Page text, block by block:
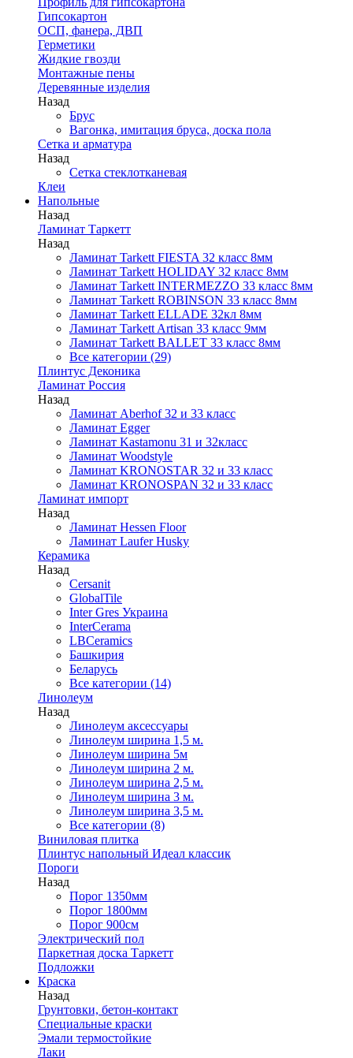
Гипсокартон
ОСП, фанера, ДВП
Герметики
Жидкие гвозди
Монтажные пены
Деревянные изделия
Назад
Брус
Вагонка, имитация бруса, доска пола
Сетка и арматура
Назад
Сетка стеклотканевая
Клеи
Напольные
Назад
Ламинат Таркетт
Назад
Ламинат Tarkett FIESTA 32 класс 8мм
Ламинат Tarkett HOLIDAY 32 класс 8мм
Ламинат Tarkett INTERMEZZO 33 класс 8мм
Ламинат Tarkett ROBINSON 33 класс 8мм
Ламинат Tarkett ELLADE 32кл 8мм
Ламинат Tarkett Artisan 33 класс 9мм
Ламинат Tarkett BALLET 33 класс 8мм
Все категории (29)
Плинтус Деконика
Ламинат Россия
Назад
Ламинат Aberhof 32 и 33 класс
Ламинат Egger
Ламинат Kastamonu 31 и 32класс
Ламинат Woodstyle
Ламинат KRONOSTAR 32 и 33 класс
Ламинат KRONOSPAN 32 и 33 класс
Ламинат импорт
Назад
Ламинат Hessen Floor
Ламинат Laufer Husky
Керамика
Назад
Cersanit
GlobalTile
Inter Gres Украина
InterCerama
LBCeramics
Башкирия
Беларусь
Все категории (14)
Линолеум
Назад
Линолеум аксессуары
Линолеум ширина 1,5 м.
Линолеум ширина 5м
Линолеум ширина 2 м.
Линолеум ширина 2,5 м.
Линолеум ширина 3 м.
Линолеум ширина 3,5 м.
Все категории (8)
Виниловая плитка
Плинтус напольный Идеал классик
Пороги
Назад
Порог 1350мм
Порог 1800мм
Порог 900см
Электрический пол
Паркетная доска Таркетт
Подложки
Краска
Назад
Грунтовки, бетон-контакт
Специальные краски
Эмали термостойкие
Лаки